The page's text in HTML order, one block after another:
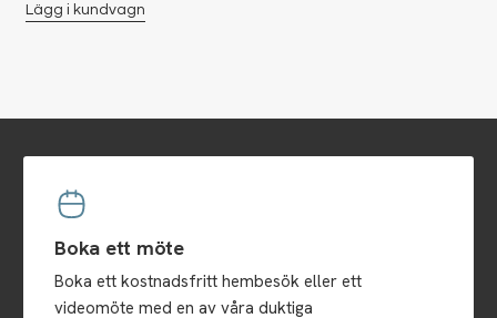
Lägg i kundvagn
Boka ett möte
Boka ett kostnadsfritt hembesök eller ett
videomöte med en av våra duktiga